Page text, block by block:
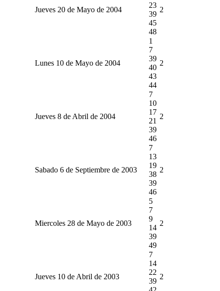
Jueves 20 de Mayo de 2004
23
39
45
48
2
Lunes 10 de Mayo de 2004
1
7
39
40
43
44
2
Jueves 8 de Abril de 2004
7
10
17
21
39
46
2
Sabado 6 de Septiembre de 2003
7
13
19
38
39
46
2
Miercoles 28 de Mayo de 2003
5
7
9
14
39
49
2
Jueves 10 de Abril de 2003
7
14
22
39
2